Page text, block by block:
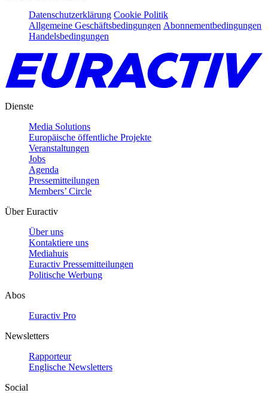
Datenschutzerklärung Cookie Politik
Allgemeine Geschäftsbedingungen Abonnementbedingungen
Handelsbedingungen
Dienste
Media Solutions
Europäische öffentliche Projekte
Veranstaltungen
Jobs
Agenda
Pressemitteilungen
Members’ Circle
Über Euractiv
Über uns
Kontaktiere uns
Mediahuis
Euractiv Pressemitteilungen
Politische Werbung
Abos
Euractiv Pro
Newsletters
Rapporteur
Englische Newsletters
Social